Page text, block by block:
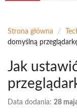
Strona główna /
domyślną
Jak
Data dodania: 28